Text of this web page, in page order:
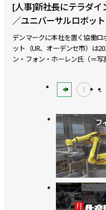
[人事]新社長にテラダイ
／ユニバーサルロボット
デンマークに本社を置く協働
ット（UR、オーデンセ市）は
ン・フォン・ホーレン氏（＝
1 ...